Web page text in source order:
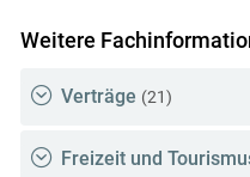
Weitere
Verträge (21)
Freizeit und